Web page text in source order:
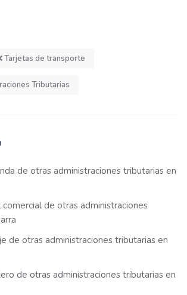
Tarjetas de transporte
Tributarias
de otras administraciones tributarias en
de otras administraciones
de otras administraciones tributarias en
de otras administraciones tributarias en